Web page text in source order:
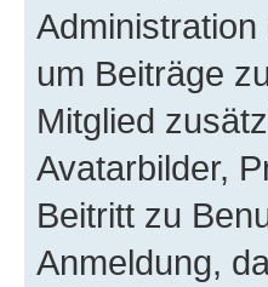
um Beiträge
Mitglied
Avatarbilder,
Beitritt zu
Anmeldung,